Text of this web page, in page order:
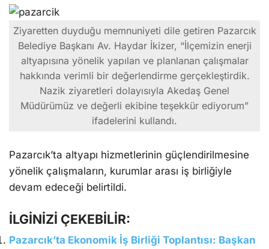
Ziyaretten duyduğu memnuniyeti dile getiren Pazarcık
Belediye Başkanı Av. Haydar İkizer, “İlçemizin enerji
altyapısına yönelik yapılan ve planlanan çalışmalar
hakkında verimli bir değerlendirme gerçekleştirdik.
Nazik ziyaretleri dolayısıyla Akedaş Genel
Müdürümüz ve değerli ekibine teşekkür ediyorum”
ifadelerini kullandı.
Pazarcık’ta altyapı hizmetlerinin güçlendirilmesine
yönelik çalışmaların, kurumlar arası iş birliğiyle
devam edeceği belirtildi.
İLGİNİZİ ÇEKEBİLİR:
Pazarcık’ta Ekonomik İş Birliği Toplantısı: Başkan